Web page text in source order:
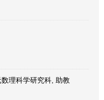
理科学研究科, 助教